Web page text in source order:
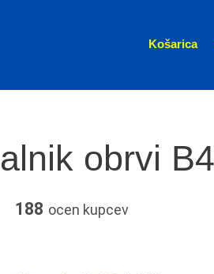
Košarica
obrvi
188 ocen kupcev